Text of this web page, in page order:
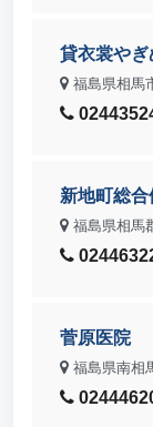
貸衣裳やぎ
福島県相馬
新地町総合
福島県相馬
菅原医院
福島県南相